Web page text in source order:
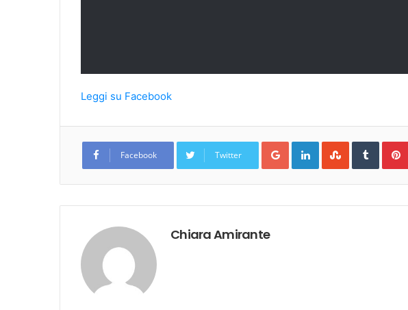
Leggi su Facebook
Facebook Twitter
Google+LinkedInStumbleUpon
Tumblr
Chiara Amirante